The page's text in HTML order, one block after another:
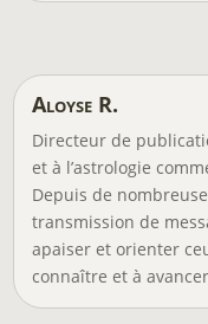
Aloyse R.
Directeur de
et à l’astrologie
Depuis de
transmission de
apaiser et orienter
connaître et à